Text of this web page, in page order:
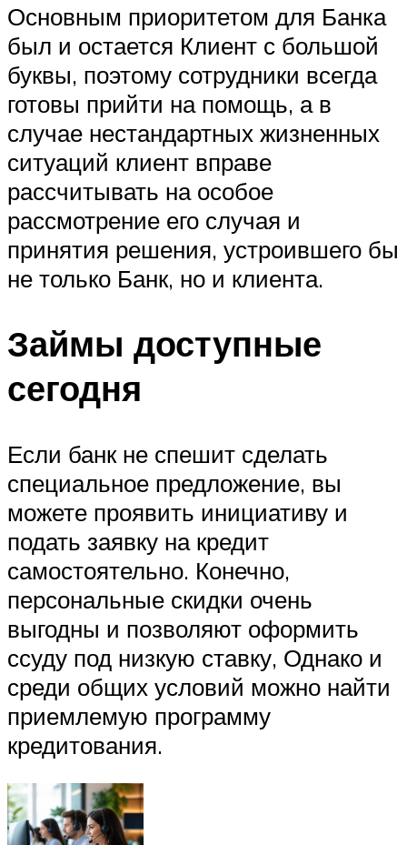
Основным приоритетом для Банка
был и остается Клиент с большой
буквы, поэтому сотрудники всегда
готовы прийти на помощь, а в
случае нестандартных жизненных
ситуаций клиент вправе
рассчитывать на особое
рассмотрение его случая и
принятия решения, устроившего бы
не только Банк, но и клиента.
Займы доступные
сегодня
Если банк не спешит сделать
специальное предложение, вы
можете проявить инициативу и
подать заявку на кредит
самостоятельно. Конечно,
персональные скидки очень
выгодны и позволяют оформить
ссуду под низкую ставку, Однако и
среди общих условий можно найти
приемлемую программу
кредитования.